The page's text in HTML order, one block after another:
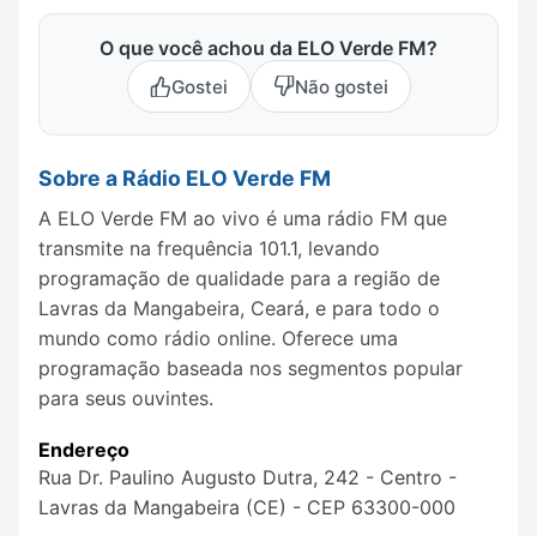
O que você achou da ELO Verde FM?
Gostei Não gostei
Sobre a Rádio ELO Verde FM
A ELO Verde FM ao vivo é uma rádio FM que
transmite na frequência 101.1, levando
programação de qualidade para a região de
Lavras da Mangabeira, Ceará, e para todo o
mundo como rádio online. Oferece uma
programação baseada nos segmentos popular
para seus ouvintes.
Endereço
Rua Dr. Paulino Augusto Dutra, 242 - Centro -
Lavras da Mangabeira (CE) - CEP 63300-000